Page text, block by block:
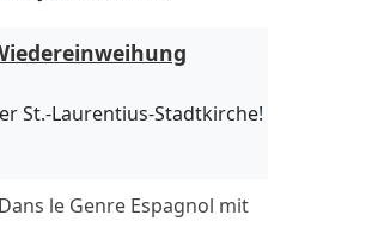
St.-Laurentius-Stadtkirche!
Dans le Genre Espagnol mit